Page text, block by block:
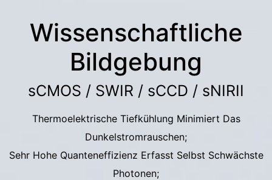
Wissenschaftliche
Bildgebung
sCMOS / SWIR / sCCD / sNIRII
Thermoelektrische Tiefkühlung Minimiert Das
Dunkelstromrauschen;
Sehr Hohe Quanteneffizienz Erfasst Selbst Schwächste
Photonen;